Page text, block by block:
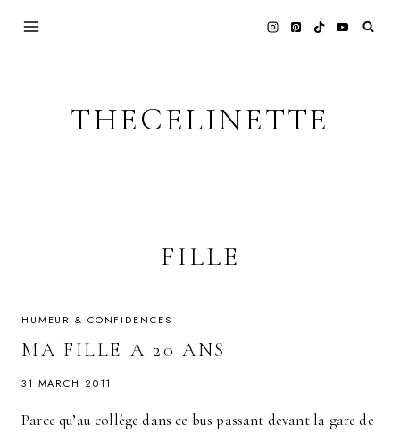
THECELINETTE
FILLE
HUMEUR & CONFIDENCES
MA FILLE A 20 ANS
31 MARCH 2011
Parce qu’au collège dans ce bus passant devant la gare de